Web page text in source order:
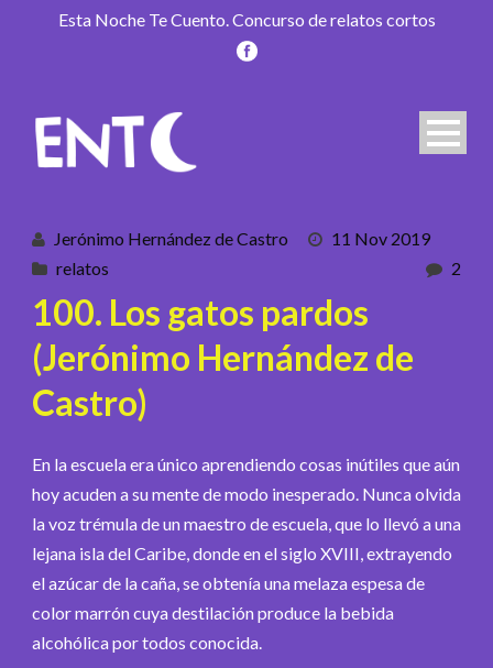
Esta Noche Te Cuento. Concurso de relatos cortos
Jerónimo Hernández de Castro
11 Nov 2019
relatos
2
100. Los gatos pardos
(Jerónimo Hernández de
Castro)
En la escuela era único aprendiendo cosas inútiles que aún
hoy acuden a su mente de modo inesperado. Nunca olvida
la voz trémula de un maestro de escuela, que lo llevó a una
lejana isla del Caribe, donde en el siglo XVIII, extrayendo
el azúcar de la caña, se obtenía una melaza espesa de
color marrón cuya destilación produce la bebida
alcohólica por todos conocida.